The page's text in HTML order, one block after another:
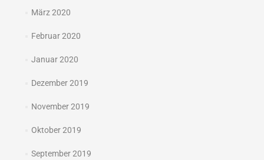
März 2020
Februar 2020
Januar 2020
Dezember 2019
November 2019
Oktober 2019
September 2019